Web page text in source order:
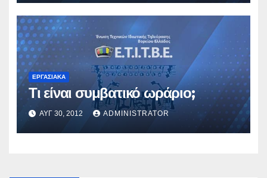
ΕΡΓΑΣΙΑΚΆ
Τι είναι συμβατικό ωράριο;
ΑΥΓ 30, 2012 ADMINISTRATOR